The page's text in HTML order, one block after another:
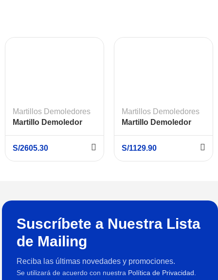
Martillos Demoledores
Martillo Demoledor
MAKITA HM0870C
S/2605.30
Martillos Demoledores
Martillo Demoledor
BOSCH GSH 500
S/1129.90
Suscríbete a Nuestra Lista
de Mailing
Reciba las últimas novedades y promociones.
Se utilizará de acuerdo con nuestra Política de Privacidad.